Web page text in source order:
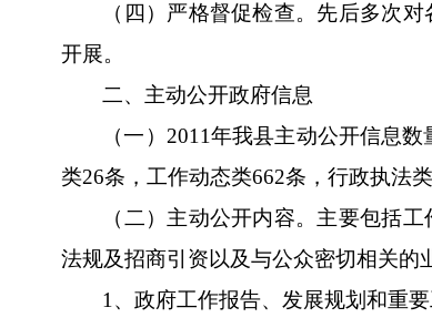
（四）严格督促检查。先后多次
开展。
二、主动公开政府信息
（一） 2011年我县主动公开信息数
类26条，工作动态类662条，行政执法类
（二）主动公开内容。主要包括
法规及招商引资以及与公众密切相关的
1 、政府工作报告、发展规划和重